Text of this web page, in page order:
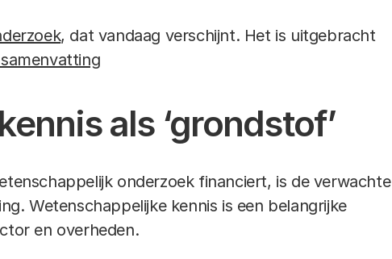
, dat vandaag verschijnt. Het is uitgebracht
als ‘grondstof’
onderzoek financiert, is de verwachte
Wetenschappelijke kennis is een belangrijke
en overheden.